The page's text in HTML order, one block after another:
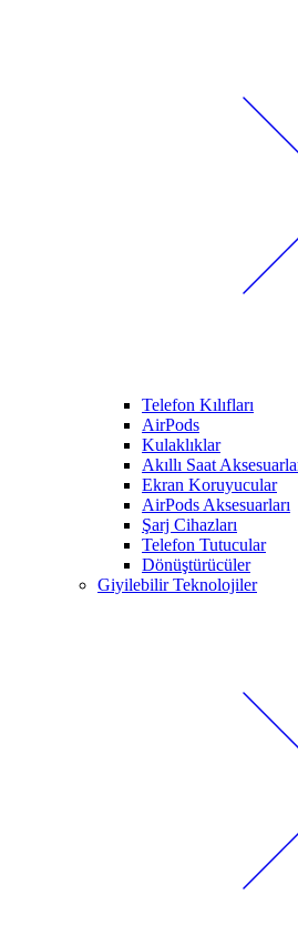
Telefon Kılıfları
AirPods
Kulaklıklar
Akıllı Saat
Ekran Koruyucular
AirPods Aksesuarları
Şarj Cihazları
Telefon Tutucular
Dönüştürücüler
Giyilebilir Teknolojiler